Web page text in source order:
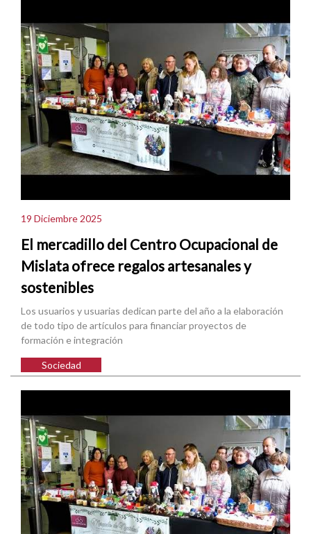
19 Diciembre 2025
El mercadillo del Centro Ocupacional de
Mislata ofrece regalos artesanales y
sostenibles
Los usuarios y usuarias dedican parte del año a la elaboración
de todo tipo de artículos para financiar proyectos de
formación e integración
Sociedad